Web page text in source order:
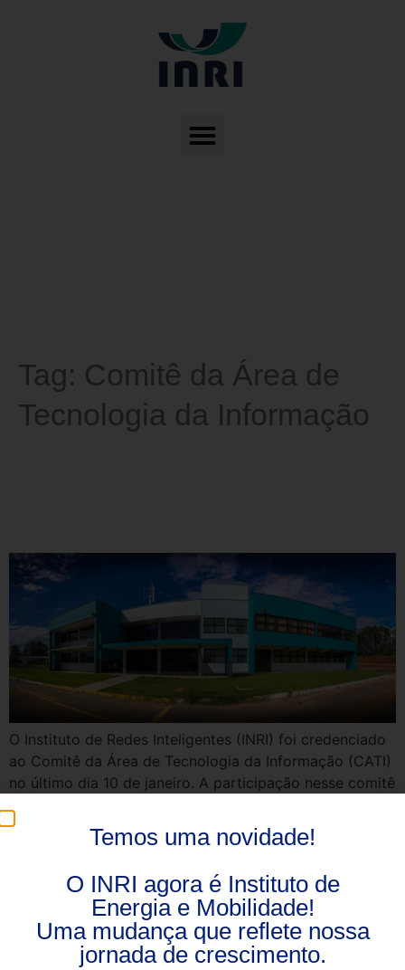
Tag: Comitê da Área de
Tecnologia da Informação
O Instituto de Redes Inteligentes (INRI) foi credenciado
ao Comitê da Área de Tecnologia da Informação (CATI)
no último dia 10 de janeiro. A participação nesse comitê
com outras empresas também registradas na Lei de
Temos uma novidade!
O INRI agora é Instituto de
Energia e Mobilidade!
Uma mudança que reflete nossa
jornada de crescimento.